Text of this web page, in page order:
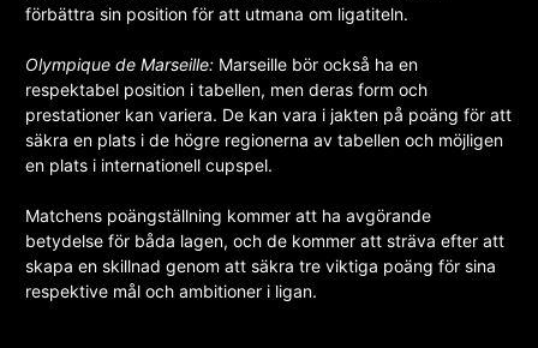
förbättra sin position för att utmana om ligatiteln.
Olympique de Marseille: Marseille bör också ha en
respektabel position i tabellen, men deras form och
prestationer kan variera. De kan vara i jakten på poäng för att
säkra en plats i de högre regionerna av tabellen och möjligen
en plats i internationell cupspel.
Matchens poängställning kommer att ha avgörande
betydelse för båda lagen, och de kommer att sträva efter att
skapa en skillnad genom att säkra tre viktiga poäng för sina
respektive mål och ambitioner i ligan.